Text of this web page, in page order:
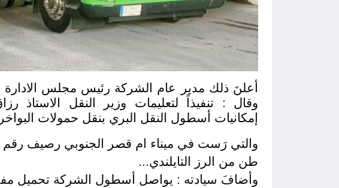
أعلنَ ذلك مدير عام الشركة رئيس مجلس
وقال : تنفيذاً لتعليمات وزير النقل الاستاذ
إمكانيات أسطول النقل البري بنقل حمولات
طن من الرز التايلندي...
وأضافَ سيادته : يواصل أسطول الشركة تحميل